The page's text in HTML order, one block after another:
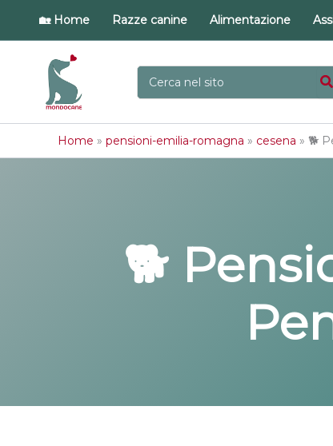
🏡 Home Razze canine Alimentazione
per:
Home » pensioni-emilia-romagna » cesena » 🐕
🐕